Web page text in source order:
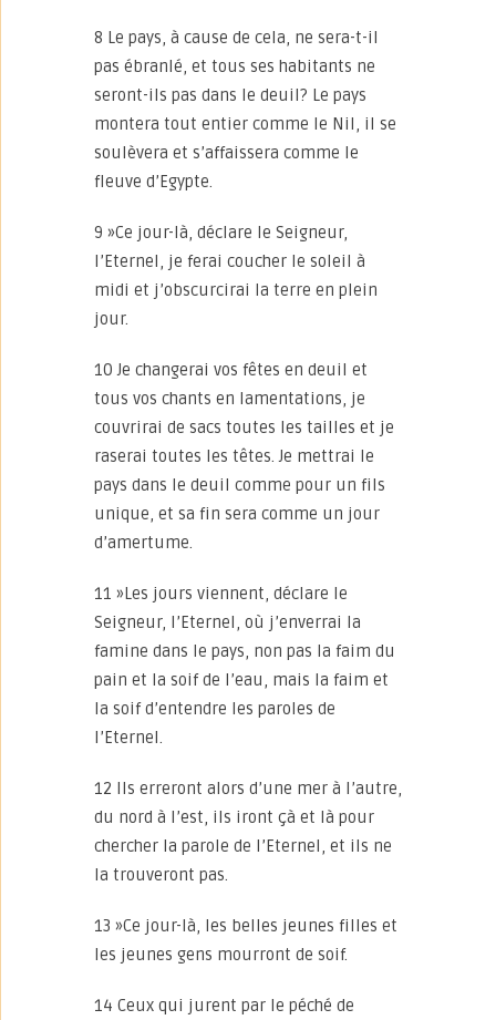
8 Le pays, à cause de cela, ne sera-t-il
pas ébranlé, et tous ses habitants ne
seront-ils pas dans le deuil? Le pays
montera tout entier comme le Nil, il se
soulèvera et s’affaissera comme le
fleuve d’Egypte.
9 »Ce jour-là, déclare le Seigneur,
l’Eternel, je ferai coucher le soleil à
midi et j’obscurcirai la terre en plein
jour.
10 Je changerai vos fêtes en deuil et
tous vos chants en lamentations, je
couvrirai de sacs toutes les tailles et je
raserai toutes les têtes. Je mettrai le
pays dans le deuil comme pour un fils
unique, et sa fin sera comme un jour
d’amertume.
11 »Les jours viennent, déclare le
Seigneur, l’Eternel, où j’enverrai la
famine dans le pays, non pas la faim du
pain et la soif de l’eau, mais la faim et
la soif d’entendre les paroles de
l’Eternel.
12 Ils erreront alors d’une mer à l’autre,
du nord à l’est, ils iront çà et là pour
chercher la parole de l’Eternel, et ils ne
la trouveront pas.
13 »Ce jour-là, les belles jeunes filles et
les jeunes gens mourront de soif.
14 Ceux qui jurent par le péché de